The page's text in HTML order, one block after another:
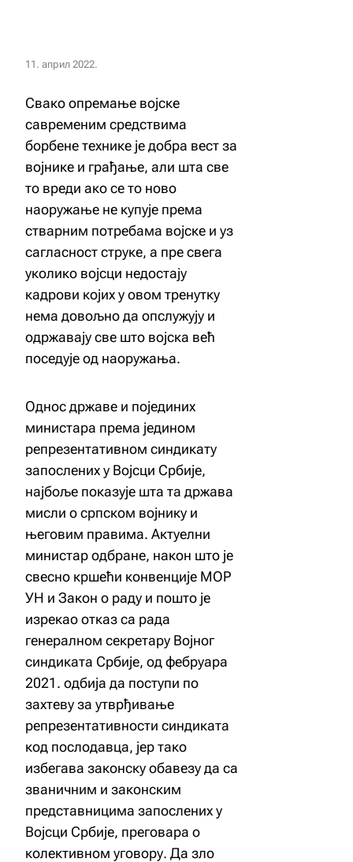
11. април 2022.
Свако опремање војске
савременим средствима
борбене технике је добра вест за
војнике и грађање, али шта све
то вреди ако се то ново
наоружање не купује према
стварним потребама војске и уз
сагласност струке, а пре свега
уколико војсци недостају
кадрови којих у овом тренутку
нема довољно да опслужују и
одржавају све што војска већ
поседује од наоружања.
Однос државе и појединих
министара према једином
репрезентативном синдикату
запослених у Војсци Србије,
најбоље показује шта та држава
мисли о српском војнику и
његовим правима. Актуелни
министар одбране, након што је
свесно кршећи конвенције МОР
УН и Закон о раду и пошто је
изрекао отказ са рада
генералном секретару Војног
синдиката Србије, од фебруара
2021. одбија да поступи по
захтеву за утврђивање
репрезентативности синдиката
код послодавца, јер тако
избегава законску обавезу да са
званичним и законским
представницима запослених у
Војсци Србије, преговара о
колективном уговору. Да зло